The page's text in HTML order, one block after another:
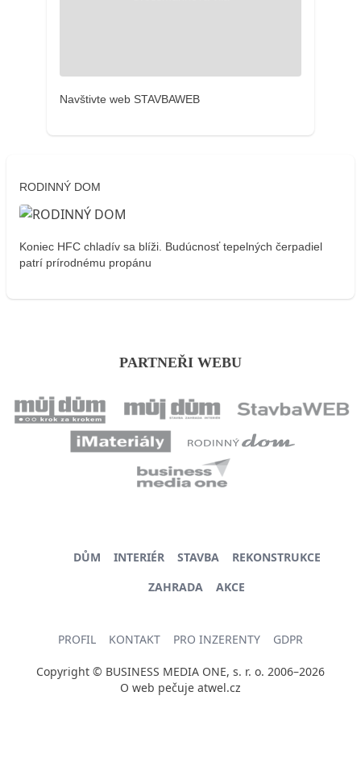
Navštivte web STAVBAWEB
RODINNÝ DOM
Koniec HFC chladív sa blíži. Budúcnosť tepelných čerpadiel
patrí prírodnému propánu
PARTNEŘI WEBU
DŮM INTERIÉR STAVBA
REKONSTRUKCE
ZAHRADA
AKCE
PROFIL KONTAKT PRO INZERENTY GDPR
Copyright © BUSINESS MEDIA ONE, s. r. o. 2006–2026